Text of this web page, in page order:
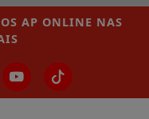
AP ONLINE NAS